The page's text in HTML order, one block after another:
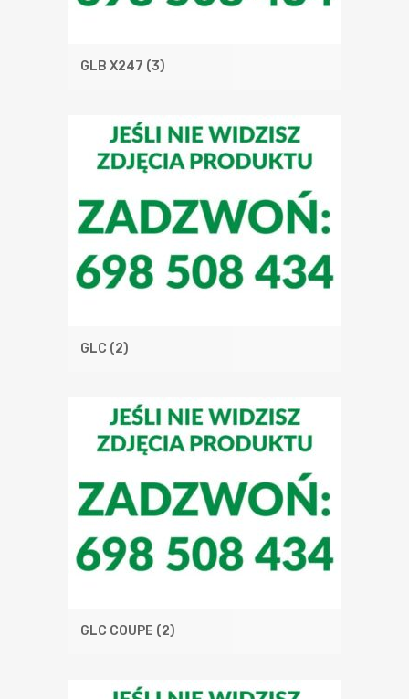
GLB X247 (3)
GLC (2)
GLC COUPE (2)